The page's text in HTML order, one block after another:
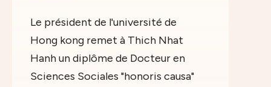
Le président de l'université de
Hong kong remet à Thich Nhat
Hanh un diplôme de Docteur en
Sciences Sociales "honoris causa"